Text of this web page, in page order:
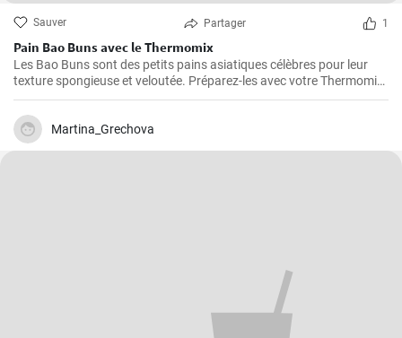
Sauver Partager 1
Pain Bao Buns avec le Thermomix
Les Bao Buns sont des petits pains asiatiques célèbres pour leur
texture spongieuse et veloutée. Préparez-les avec votre Thermomix
pour un résultat excitant et délicieux, en faisant d'abord cuire la
pâte à la vapeur, puis en la fourrant. Pour réussir vos Bao Buns, il
est essentiel de laisser la pâte durcir suffisamment longtemps.
Martina_Grechova